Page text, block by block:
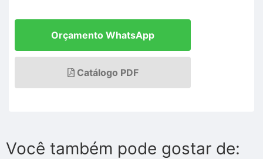
Orçamento WhatsApp
Catálogo PDF
Você também pode gostar de: